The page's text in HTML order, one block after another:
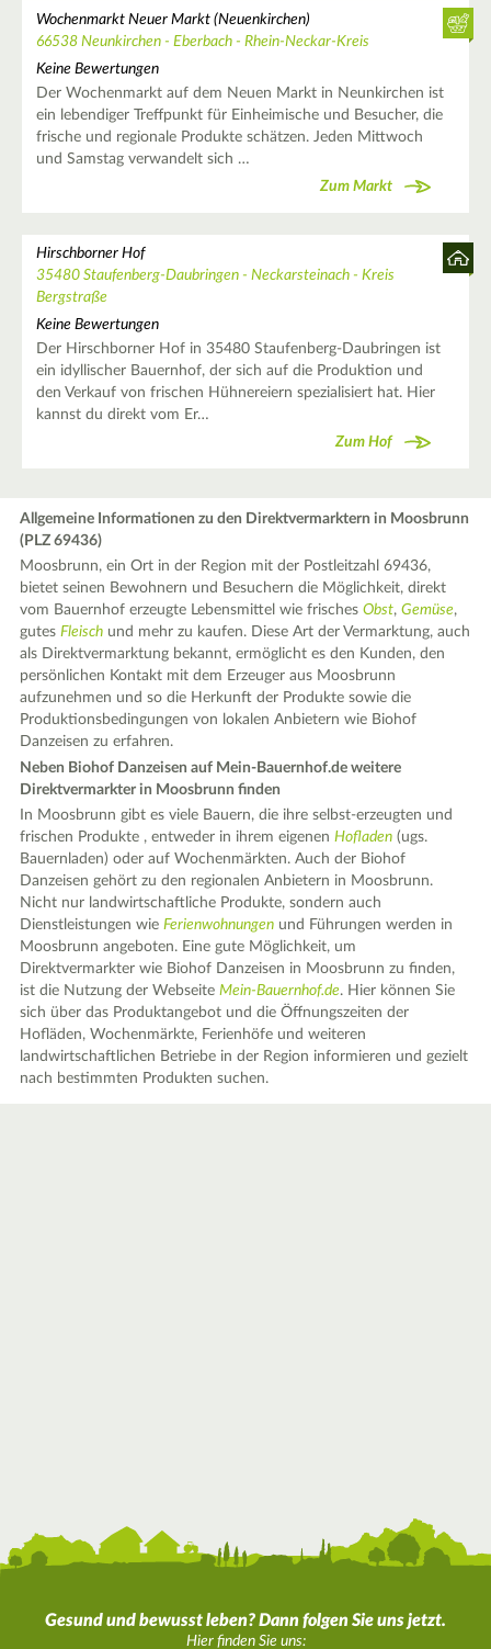
Wochenmarkt Neuer Markt (Neuenkirchen)
66538 Neunkirchen - Eberbach - Rhein-Neckar-Kreis
Keine Bewertungen
Der Wochenmarkt auf dem Neuen Markt in Neunkirchen ist
ein lebendiger Treffpunkt für Einheimische und Besucher, die
frische und regionale Produkte schätzen. Jeden Mittwoch
und Samstag verwandelt sich …
Zum Markt
Hirschborner Hof
35480 Staufenberg-Daubringen - Neckarsteinach - Kreis
Bergstraße
Keine Bewertungen
Der Hirschborner Hof in 35480 Staufenberg-Daubringen ist
ein idyllischer Bauernhof, der sich auf die Produktion und
den Verkauf von frischen Hühnereiern spezialisiert hat. Hier
kannst du direkt vom Er…
Zum Hof
Allgemeine Informationen zu den Direktvermarktern in Moosbrunn
(PLZ 69436)
Moosbrunn, ein Ort in der Region mit der Postleitzahl 69436,
bietet seinen Bewohnern und Besuchern die Möglichkeit, direkt
vom Bauernhof erzeugte Lebensmittel wie frischesObst,Gemüse,
gutesFleisch und mehr zu kaufen. Diese Art der Vermarktung, auch
als Direktvermarktung bekannt, ermöglicht es den Kunden, den
persönlichen Kontakt mit dem Erzeuger aus Moosbrunn
aufzunehmen und so die Herkunft der Produkte sowie die
Produktionsbedingungen von lokalen Anbietern wie Biohof
Danzeisen zu erfahren.
Neben Biohof Danzeisen auf Mein-Bauernhof.de weitere
Direktvermarkter in Moosbrunn finden
In Moosbrunn gibt es viele Bauern, die ihre selbst-erzeugten und
frischen Produkte , entweder in ihrem eigenenHofladen (ugs.
Bauernladen) oder auf Wochenmärkten. Auch der Biohof
Danzeisen gehört zu den regionalen Anbietern in Moosbrunn.
Nicht nur landwirtschaftliche Produkte, sondern auch
Dienstleistungen wieFerienwohnungen und Führungen werden in
Moosbrunn angeboten. Eine gute Möglichkeit, um
Direktvermarkter wie Biohof Danzeisen in Moosbrunn zu finden,
ist die Nutzung der WebseiteMein-Bauernhof.de. Hier können Sie
sich über das Produktangebot und die Öffnungszeiten der
Hofläden, Wochenmärkte, Ferienhöfe und weiteren
landwirtschaftlichen Betriebe in der Region informieren und gezielt
nach bestimmten Produkten suchen.
Gesund und bewusst leben? Dann folgen Sie uns jetzt.
Hier finden Sie uns: